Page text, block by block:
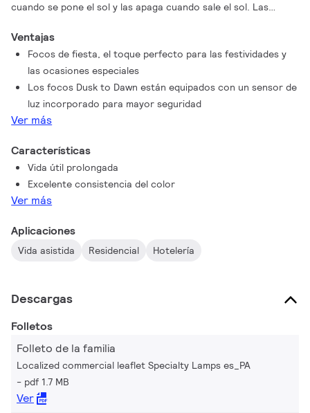
cuando se pone el sol y las apaga cuando sale el sol. Las
omnidireccional perfecta para la iluminación general de
habitaciones. Esta lámpara crea una atmósfera confortable al
ofrecer tres niveles de potencia de luz blanca suave que no
destiñe las telas ni los muebles.
Ventajas
Focos de fiesta, el toque perfecto para las festividades y
las ocasiones especiales
Los focos Dusk to Dawn están equipados con un sensor de
luz incorporado para mayor seguridad
Ver más
Características
Vida útil prolongada
Excelente consistencia del color
Ver más
Aplicaciones
Vida asistida Residencial Hotelería
Descargas
Folletos
Folleto de la familia
Localized commercial leaflet Specialty Lamps es_PA
pdf 1.7 MB
Ver